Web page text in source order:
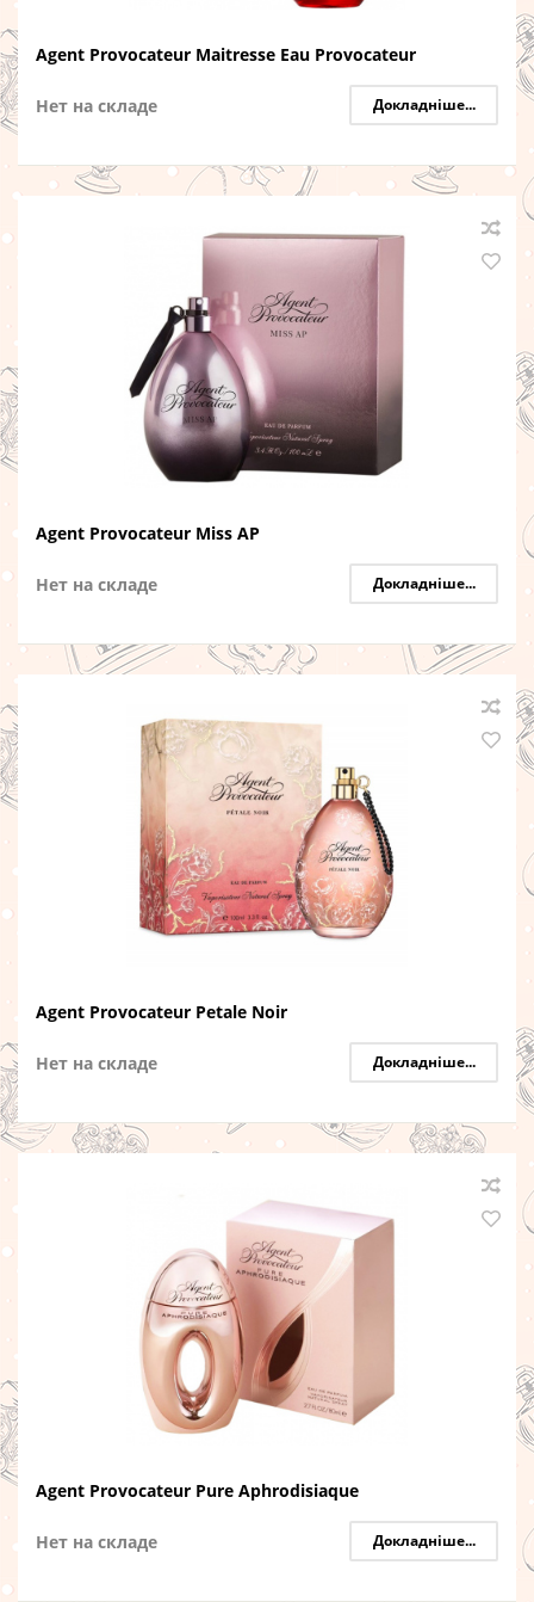
Agent Provocateur Maitresse Eau Provocateur
Нет на складе Докладніше...
Agent Provocateur Miss AP
Нет на складе Докладніше...
Agent Provocateur Petale Noir
Нет на складе Докладніше...
Agent Provocateur Pure Aphrodisiaque
Нет на складе Докладніше...